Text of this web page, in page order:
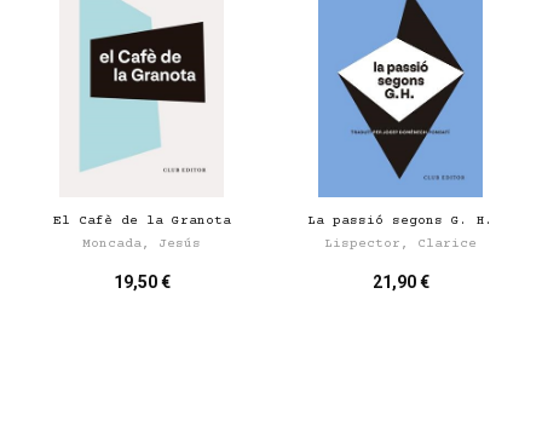
El Cafè de la Granota
Moncada, Jesús
19,50 €
La passió segons G. H.
Lispector, Clarice
21,90 €